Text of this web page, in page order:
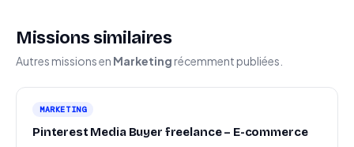
Missions similaires
Autres missions en Marketing récemment publiées.
MARKETING
Pinterest Media Buyer freelance – E-commerce